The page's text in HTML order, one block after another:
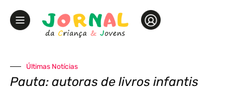
Últimas Notícias
Pauta: autoras de livros infantis